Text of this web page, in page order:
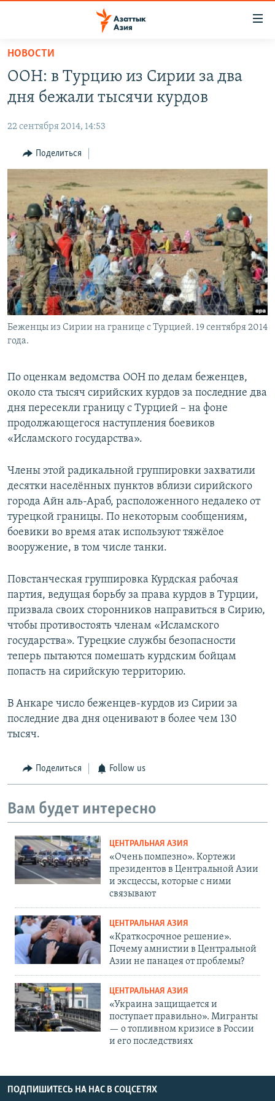
Вернуться
основному
содержанию
навигации
Вернутся
поиску
КАЗАХСТАН
УЗБЕКИСТАН
ТАДЖИКИСТАН
НОВОСТИ
НА ДРУГИХ ЯЗЫКАХ
ҚАЗАҚША
ЎЗБЕКЧА
ТОҶИКӢ
TÜRKMENÇE
Все сайты РСЕ/РС
НОВОСТИ
ООН: в Турцию из Сирии за два
дня бежали тысячи курдов
22 сентября 2014, 14:53
Поделиться
Беженцы из Сирии на границе с Турцией. 19 сентября 2014
года.
По оценкам ведомства ООН по делам беженцев,
около ста тысяч сирийских курдов за последние два
дня пересекли границу с Турцией – на фоне
продолжающегося наступления боевиков
«Исламского государства».
Члены этой радикальной группировки захватили
десятки населённых пунктов вблизи сирийского
города Айн аль-Араб, расположенного недалеко от
турецкой границы. По некоторым сообщениям,
боевики во время атак используют тяжёлое
вооружение, в том числе танки.
Повстанческая группировка Курдская рабочая
партия, ведущая борьбу за права курдов в Турции,
призвала своих сторонников направиться в Сирию,
чтобы противостоять членам «Исламского
государства». Турецкие службы безопасности
теперь пытаются помешать курдским бойцам
попасть на сирийскую территорию.
В Анкаре число беженцев-курдов из Сирии за
последние два дня оценивают в более чем 130
тысяч.
Поделиться Follow us
Вам будет интересно
ЦЕНТРАЛЬНАЯ АЗИЯ
«Очень помпезно». Кортежи
президентов в Центральной Азии
и эксцессы, которые с ними
связывают
ЦЕНТРАЛЬНАЯ АЗИЯ
«Краткосрочное решение».
Почему амнистии в Центральной
Азии не панацея от проблемы?
ЦЕНТРАЛЬНАЯ АЗИЯ
«Украина защищается и
поступает правильно». Мигранты
— о топливном кризисе в России
и его последствиях
ПОДПИШИТЕСЬ НА НАС В СОЦСЕТЯХ